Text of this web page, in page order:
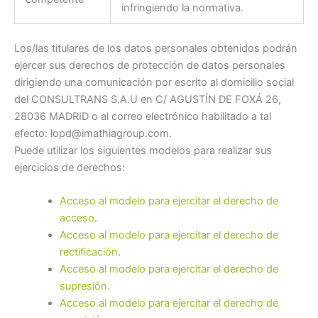
infringiendo la normativa.
Los/las titulares de los datos personales obtenidos podrán
ejercer sus derechos de protección de datos personales
dirigiendo una comunicación por escrito al domicilio social
del CONSULTRANS S.A.U en C/ AGUSTÍN DE FOXÁ 26,
28036 MADRID o al correo electrónico habilitado a tal
efecto: lopd@imathiagroup.com.
Puede utilizar los siguientes modelos para realizar sus
ejercicios de derechos:
Acceso al modelo para ejercitar el derecho de
acceso.
Acceso al modelo para ejercitar el derecho de
rectificación.
Acceso al modelo para ejercitar el derecho de
supresión.
Acceso al modelo para ejercitar el derecho de